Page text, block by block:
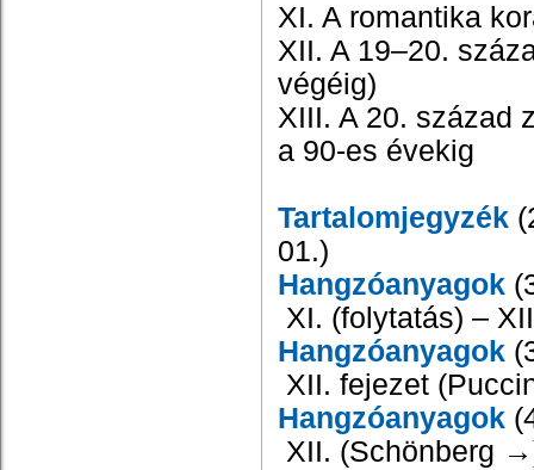
XI. A romantika
XII. A 19–20.
végéig)
XIII. A 20. század
a 90-es évekig
Tartalomjegyzék
01.)
Hangzóanyagok
XI. (folytatás) –
Hangzóanyagok
XII. fejezet
Hangzóanyagok
XII. (Schönberg →